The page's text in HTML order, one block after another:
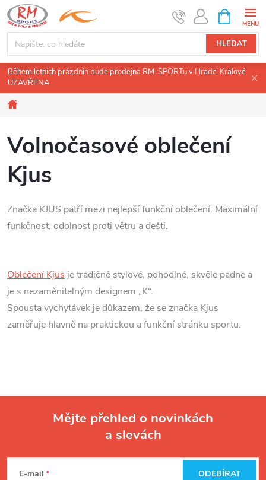
Přejít
na
obsah
HLEDAT
NÁKUPNÍ
KOŠÍK
Během letních prázdnin bude prodejna RM-SPORTu v Hradci Králové
UZAVŘENA.
Volnočasové oblečení
Kjus
Značka KJUS patří mezi nejlepší funkční oblečení. Maximální
funkčnost, odolnost proti větru a dešti.
Oblečení Kjus je tradičně stylové, pohodlné, skvěle padne a
je s nezaměnitelným designem „K“.
Spousta vychytávek je důkazem, že se značka Kjus
zaměřuje hlavně na praktickou a funkční stránku sportu.
Mějte přehled o novinkách
a slevách
E-mail ODEBÍRAT